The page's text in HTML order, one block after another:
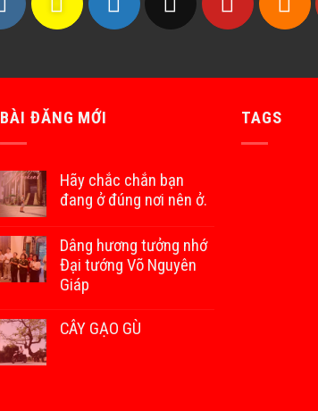
BÀI ĐĂNG MỚI
Hãy chắc chắn bạn
đang ở đúng nơi nên ở.
Dâng hương tưởng nhớ
Đại tướng Võ Nguyên
Giáp
CÂY GẠO GÙ
TAGS